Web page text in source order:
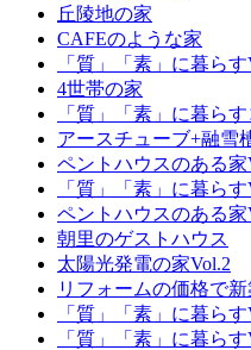
丘陵地の家
CAFEのような家
「質」「素」に暮らす
4世帯の家
「質」「素」に暮ら
アースチューブ+融雪
ペントハウスのある家
「質」「素」に暮らす
ペントハウスのある家
朝里のゲストハウス
太陽光発電の家Vol.2
リフォームの価格で
「質」「素」に暮らす
「質」「素」に暮らす